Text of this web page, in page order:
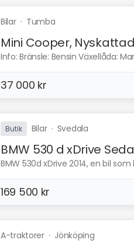
Bilar· Tumba
Mini Cooper, Nyskattad
Info: Bränsle: Bensin Växellåda:
37 000 kr
Butik Bilar· Svedala
BMW 530 d xDrive
BMW 530d xDrive 2014, en bil
169 500 kr
A-traktorer· Jönköping